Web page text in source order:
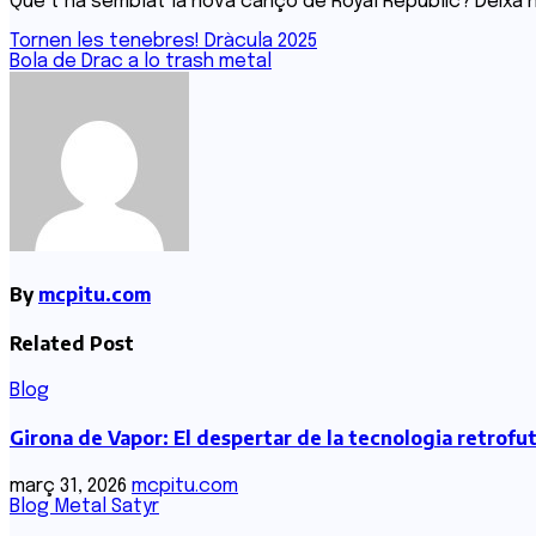
Navegació
d'entrades
Tornen les tenebres! Dràcula 2025
Bola de Drac a lo trash metal
By mcpitu.com
Related Post
Blog
Girona de Vapor: El despertar de la tecnologia
març 31, 2026 mcpitu.com
Blog Metal Satyr